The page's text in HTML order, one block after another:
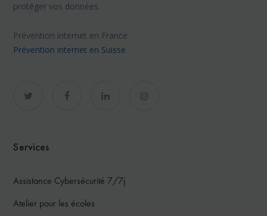
protéger vos données.
Prévention internet en France
Prévention internet en Suisse
Services
Assistance Cybersécurité 7/7j
Atelier pour les écoles